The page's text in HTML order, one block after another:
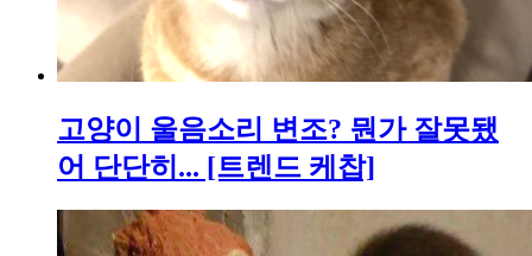
고양이 울음소리 변조? 뭔가 잘못됐
어 단단히... [트렌드 케찹]